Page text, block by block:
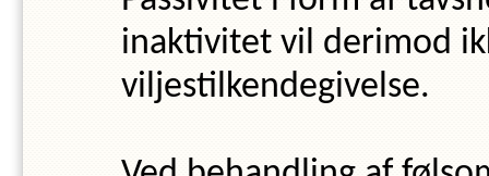
inaktivitet vil derimod
viljestilkendegivelse.